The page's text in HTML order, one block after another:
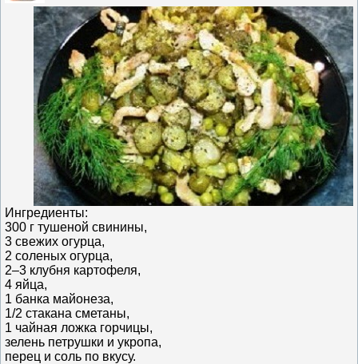
Ингредиенты:
300 г тушеной свинины,
3 свежих огурца,
2 соленых огурца,
2–3 клубня картофеля,
4 яйца,
1 банка майонеза,
1/2 стакана сметаны,
1 чайная ложка горчицы,
зелень петрушки и укропа,
перец и соль по вкусу.